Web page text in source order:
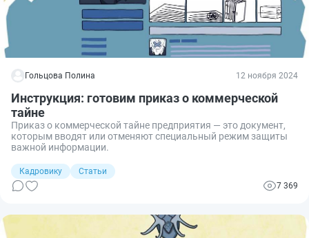
Гольцова Полина 12 ноября 2024
Инструкция: готовим приказ о коммерческой
тайне
Приказ о коммерческой тайне предприятия — это документ,
которым вводят или отменяют специальный режим защиты
важной информации.
Кадровику
Статьи
7 369